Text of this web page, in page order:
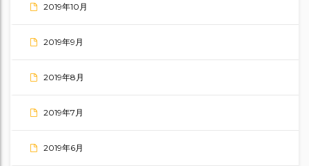
2019年10月
2019年9月
2019年8月
2019年7月
2019年6月